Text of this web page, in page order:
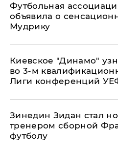
Футбольная
объявила о
Мудрику
Киевское "Динамо"
во 3-м
Лиги конференций
Зинедин Зидан стал
тренером сборной
футболу